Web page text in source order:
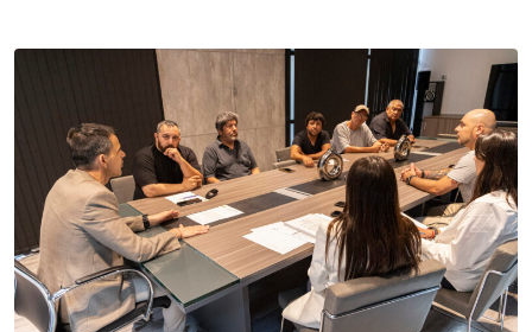
Email